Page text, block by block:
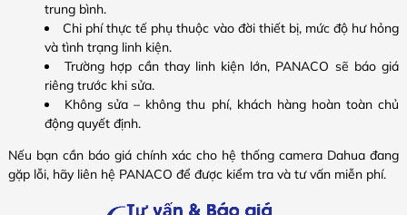
trung bình.
Chi phí thực tế phụ thuộc vào đời thiết bị, mức độ hư hỏng
và tình trạng linh kiện.
Trường hợp cần thay linh kiện lớn, PANACO sẽ báo giá
riêng trước khi sửa.
Không sửa – không thu phí, khách hàng hoàn toàn chủ
động quyết định.
Nếu bạn cần báo giá chính xác cho hệ thống camera Dahua đang
gặp lỗi, hãy liên hệ PANACO để được kiểm tra và tư vấn miễn phí.